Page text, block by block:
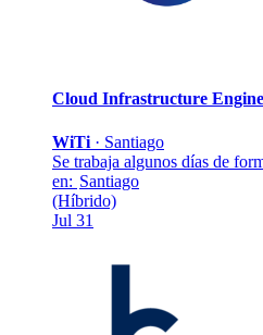
Cloud Infrastructure
WiTi · Santiago
Se trabaja algunos días de
en: Santiago
(Híbrido)
Jul 31